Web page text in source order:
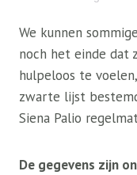
We kunnen
noch het einde dat
hulpeloos te
zwarte lijst
Siena Palio
De gegevens zijn